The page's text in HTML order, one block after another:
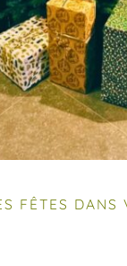
FÊTES DANS